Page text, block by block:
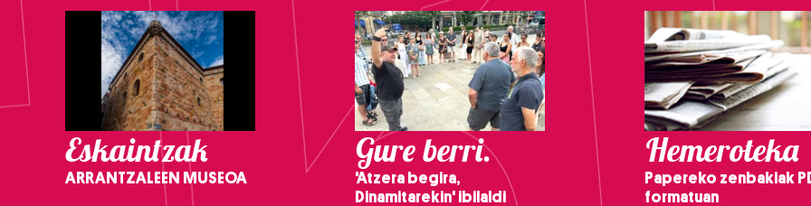
Eskaintzak
ARRANTZALEEN MUSEOA
Gure berri.
'Atzera begira,
Dinamitarekin' ibilaldi
Hemeroteka
Papereko zenbakiak
formatuan